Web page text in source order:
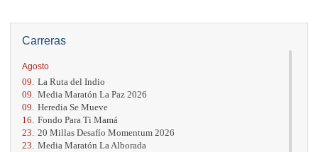
Carreras
Agosto
09. La Ruta del Indio
09. Media Maratón La Paz 2026
09. Heredia Se Mueve
16. Fondo Para Ti Mamá
23. 20 Millas Desafío Momentum 2026
23. Media Maratón La Alborada